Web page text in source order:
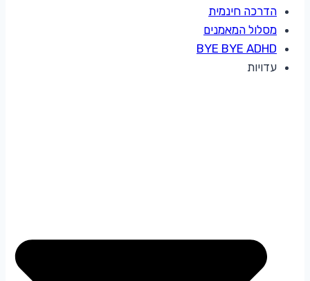
הדרכה חינמית
מסלול המאמנים
BYE BYE ADHD
עדויות